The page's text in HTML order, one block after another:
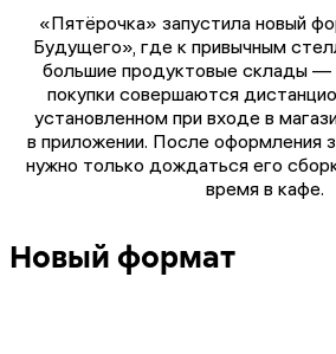
«Пятёрочка» запустила новый
Будущего», где к привычным
большие продуктовые склады —
покупки совершаются
установленном при входе в
в приложении. После оформления
нужно только дождаться его
время в кафе.
Новый формат